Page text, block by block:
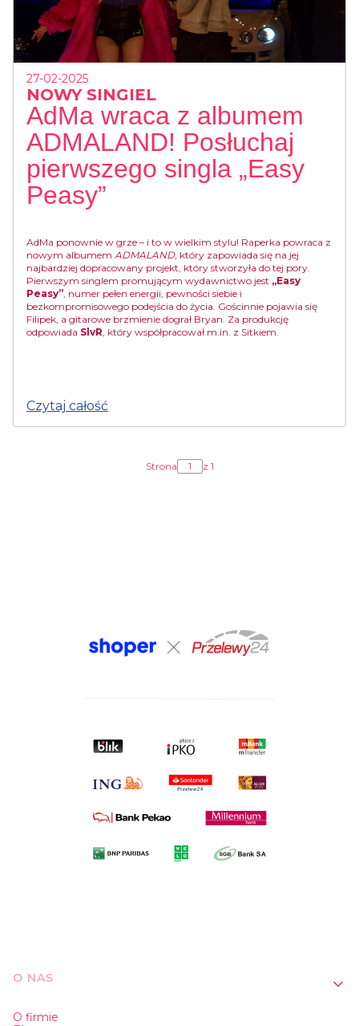
27-02-2025
NOWY SINGIEL
AdMa wraca z albumem
ADMALAND! Posłuchaj
pierwszego singla „Easy
Peasy”
AdMa ponownie w grze – i to w wielkim stylu! Raperka powraca z
nowym albumem ADMALAND, który zapowiada się na jej
najbardziej dopracowany projekt, który stworzyła do tej pory.
Pierwszym singlem promującym wydawnictwo jest „Easy
Peasy”, numer pełen energii, pewności siebie i
bezkompromisowego podejścia do życia. Gościnnie pojawia się
Filipek, a gitarowe brzmienie dograł Bryan. Za produkcję
odpowiada SlvR, który współpracował m.in. z Sitkiem.
Czytaj całość
Strona z 1
Linki w stopce
O NAS
O firmie